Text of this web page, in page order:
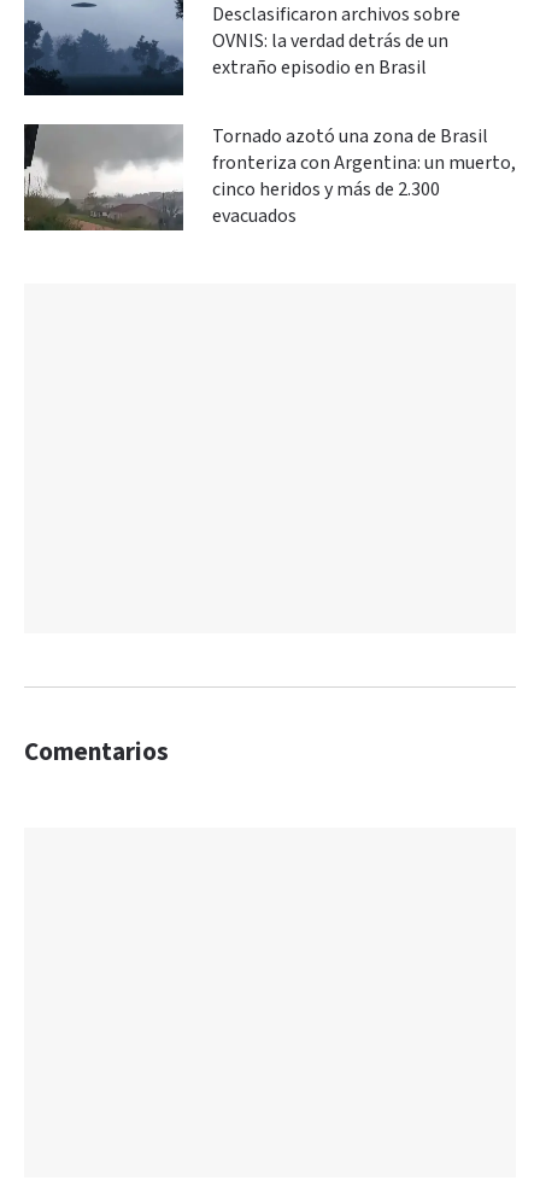
Desclasificaron archivos sobre
OVNIS: la verdad detrás de un
extraño episodio en Brasil
Tornado azotó una zona de Brasil
fronteriza con Argentina: un muerto,
cinco heridos y más de 2.300
evacuados
Comentarios